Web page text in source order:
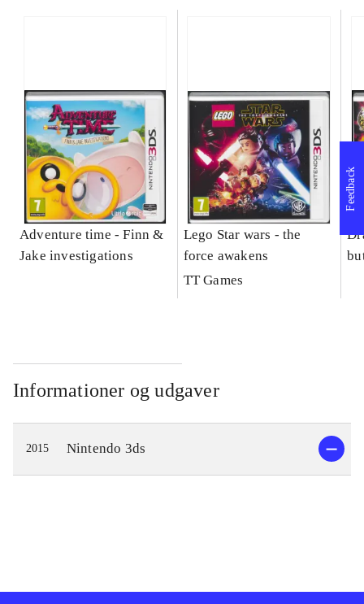
Adventure time - Finn &
Jake investigations
Lego Star wars - the
force awakens
TT Games
Informationer og udgaver
2015 Nintendo 3ds
Feedback